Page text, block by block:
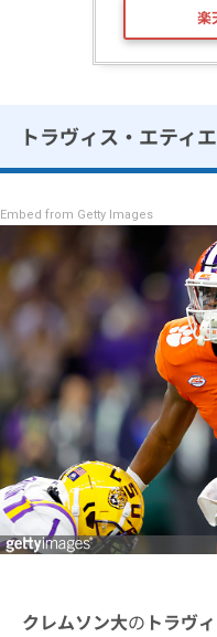
楽
トラヴィス・エティ
Embed from Getty Images
クレムソン大の トラヴ